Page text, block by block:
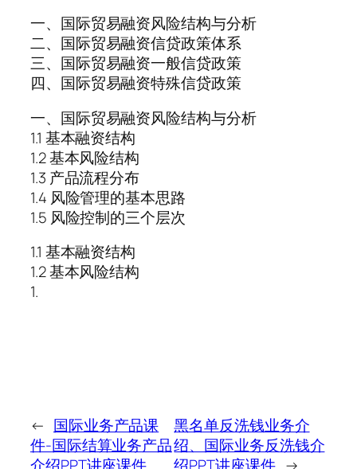
一、国际贸易融资风险结构与分析
二、国际贸易融资信贷政策体系
三、国际贸易融资一般信贷政策
四、国际贸易融资特殊信贷政策
一、国际贸易融资风险结构与分析
1.1 基本融资结构
1.2 基本风险结构
1.3 产品流程分布
1.4 风险管理的基本思路
1.5 风险控制的三个层次
1.1 基本融资结构
1.2 基本风险结构
1.
← 国际业务产品课
件-国际结算业务产品
黑名单反洗钱业务介
绍、国际业务反洗钱介